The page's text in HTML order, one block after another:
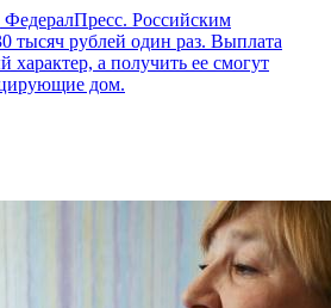
Российским
тысяч рублей один раз. Выплата
а получить ее смогут
дом.